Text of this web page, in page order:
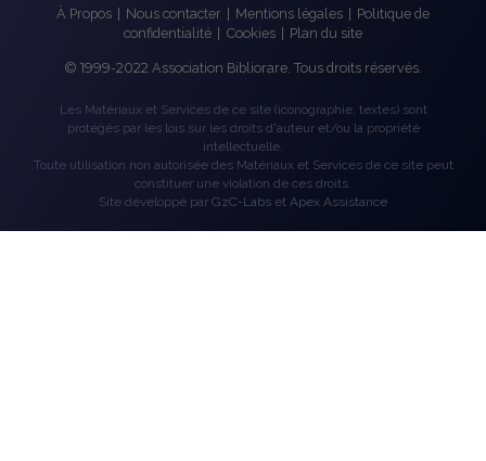
À Propos Nous contacter Mentions légales
Politique de
confidentialité
Cookies Plan du site
© 1999-2022 Association Bibliorare. Tous droits réservés.
Les Matériaux et Services de ce site (iconographie, textes) sont
protégés par les lois sur les droits d'auteur et/ou la propriété
intellectuelle.
Toute utilisation non autorisée des Matériaux et Services de ce site peut
constituer une violation de ces droits.
Site développé par GzC-Labs et Apex Assistance